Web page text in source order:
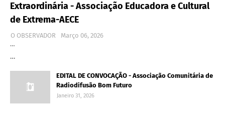
Extraordinária - Associação Educadora e Cultural
de Extrema-AECE
O OBSERVADOR
Março 06, 2026
…
…
EDITAL DE CONVOCAÇÃO - Associação Comunitária de
Radiodifusão Bom Futuro
Janeiro 31, 2026